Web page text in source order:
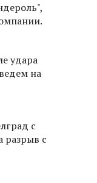
удара
на
с
разрыв с